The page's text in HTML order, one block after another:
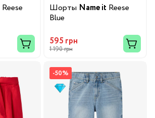
Reese Шорты Name it Reese
Blue
595 грн
1 190 грн
-50%